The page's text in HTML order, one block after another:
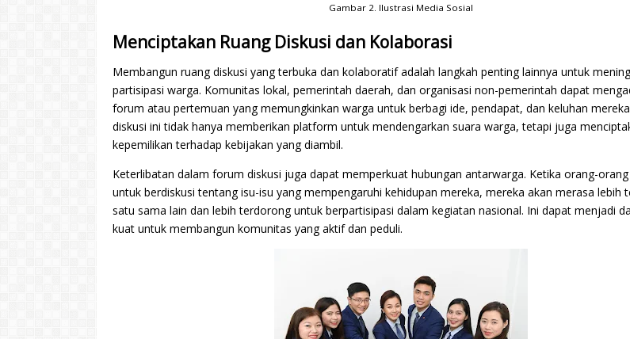
Gambar 2. Ilustrasi Media Sosial
Menciptakan Ruang Diskusi dan Kolaborasi
Membangun ruang diskusi yang terbuka dan kolaboratif adalah langkah penting lainnya untuk
partisipasi warga. Komunitas lokal, pemerintah daerah, dan organisasi non-pemerintah dapat
forum atau pertemuan yang memungkinkan warga untuk berbagi ide, pendapat, dan keluhan
diskusi ini tidak hanya memberikan platform untuk mendengarkan suara warga, tetapi juga
kepemilikan terhadap kebijakan yang diambil.
Keterlibatan dalam forum diskusi juga dapat memperkuat hubungan antarwarga. Ketika orang-
untuk berdiskusi tentang isu-isu yang mempengaruhi kehidupan mereka, mereka akan merasa lebih
satu sama lain dan lebih terdorong untuk berpartisipasi dalam kegiatan nasional. Ini dapat menjadi
kuat untuk membangun komunitas yang aktif dan peduli.